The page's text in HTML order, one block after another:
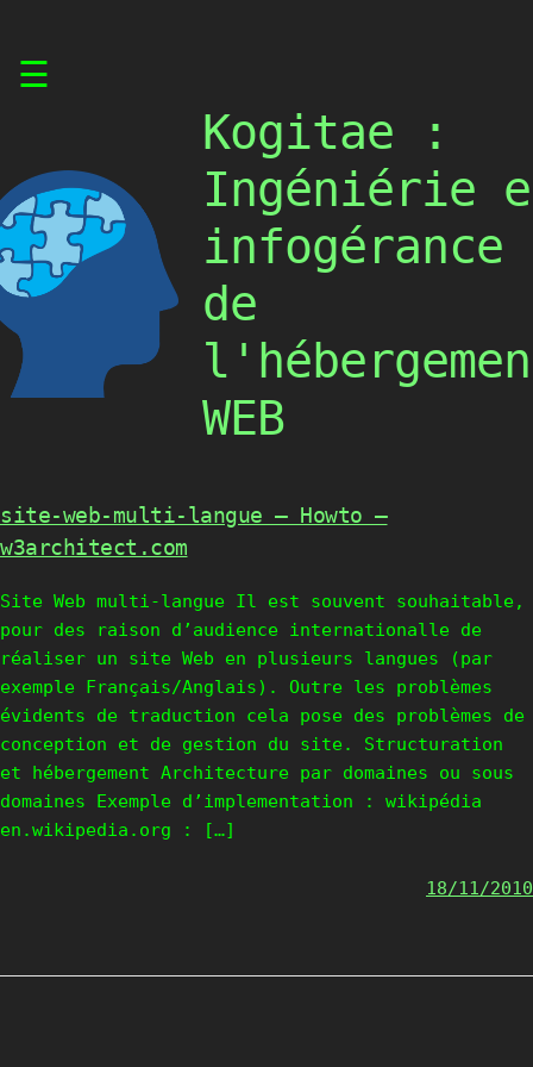
☰
Kogitae :
Ingéniérie
infogérance
de
WEB
site-web-multi-langue – Howto –
w3architect.com
Site Web multi-langue Il est souvent souhaitable,
pour des raison d’audience internationalle de
réaliser un site Web en plusieurs langues (par
exemple Français/Anglais). Outre les problèmes
évidents de traduction cela pose des problèmes de
conception et de gestion du site. Structuration
et hébergement Architecture par domaines ou sous
domaines Exemple d’implementation : wikipédia
en.wikipedia.org : […]
18/11/2010